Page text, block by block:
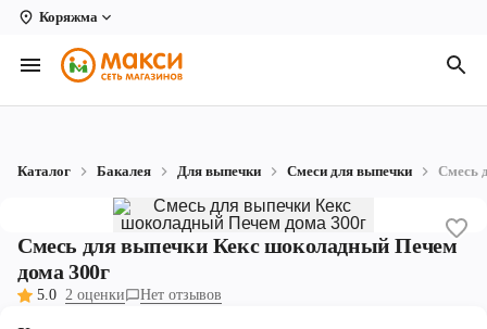
Коряжма
Вологда
Архангельск
Коряжма
Каталог Бакалея Для выпечки Смеси для выпечки Смесь
Смесь для выпечки Кекс шоколадный Печем
дома 300г
5.0 2 оценки Нет отзывов